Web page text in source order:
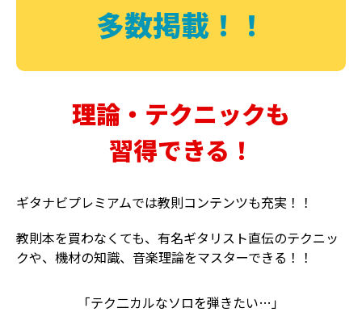
多数掲載！！
理論・テクニックも
習得できる！
ギタナビプレミアムでは教則コンテンツも充実！！
教則本を買わなくても、有名ギタリスト直伝のテクニッ
クや、機材の知識、音楽理論をマスターできる！！
「テク二カルなソロを弾きたい…」